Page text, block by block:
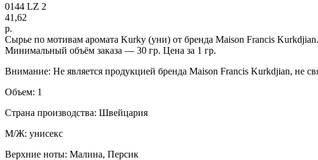
0144 LZ 2
41,62
р.
Сырье по мотивам аромата Kurky (уни) от бренда Maison Francis Kurkdjian.
Минимальный объём заказа — 30 гр. Цена за 1 гр.
Внимание: Не является продукцией бренда Maison Francis Kurkdjian, не
Объем: 1
Страна производства: Швейцария
М/Ж: унисекс
Верхние ноты: Малина, Персик